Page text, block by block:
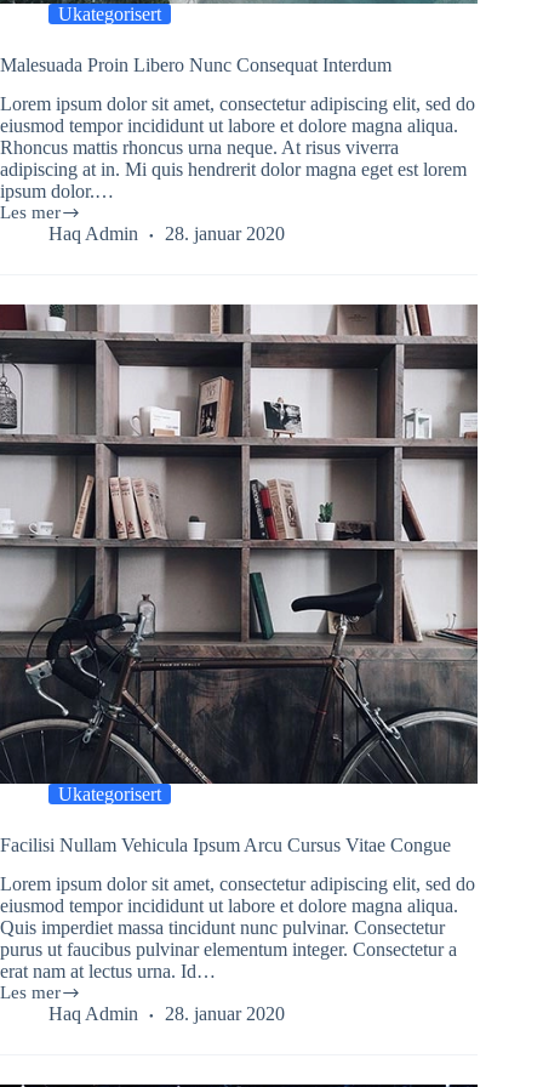
Ukategorisert
Malesuada Proin Libero Nunc Consequat Interdum
Lorem ipsum dolor sit amet, consectetur adipiscing elit, sed do
eiusmod tempor incididunt ut labore et dolore magna aliqua.
Rhoncus mattis rhoncus urna neque. At risus viverra
adipiscing at in. Mi quis hendrerit dolor magna eget est lorem
ipsum dolor.…
Les mer
Malesuada
Consequat
Interdum
Haq Admin 28. januar 2020
Ukategorisert
Facilisi Nullam Vehicula Ipsum Arcu Cursus Vitae Congue
Lorem ipsum dolor sit amet, consectetur adipiscing elit, sed do
eiusmod tempor incididunt ut labore et dolore magna aliqua.
Quis imperdiet massa tincidunt nunc pulvinar. Consectetur
purus ut faucibus pulvinar elementum integer. Consectetur a
erat nam at lectus urna. Id…
Les mer
Facilisi
NullamHaq Admin 28. januar 2020